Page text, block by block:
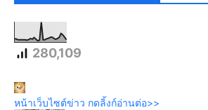
280,109
หน้าเว็บไซต์ข่าว กดลิ้งก์อ่านต่อ>>